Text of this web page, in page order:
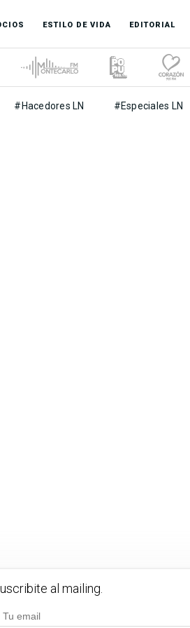
ESTILO DE VIDA EDITORIAL
#Hacedores LN #Especiales LN
al mailing.